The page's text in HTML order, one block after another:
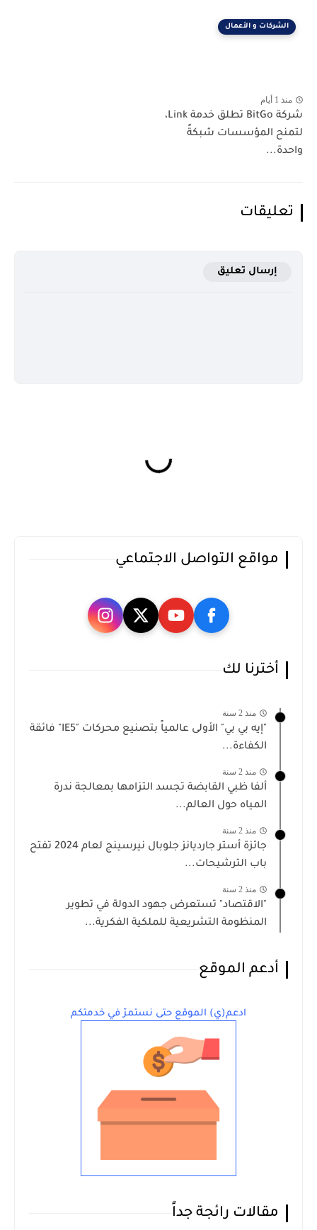
الشركات و الأعمال
منذ 1 أيام
شركة BitGo تطلق خدمة Link،
لتمنح المؤسسات شبكةً
واحدة...
تعليقات
إرسال تعليق
مواقع التواصل الاجتماعي
أخترنا لك
منذ 2 سنة
"إيه بي بي" الأولى عالمياً بتصنيع محركات "IE5" فائقة
الكفاءة...
منذ 2 سنة
ألفا ظبي القابضة تجسد التزامها بمعالجة ندرة
المياه حول العالم...
منذ 2 سنة
جائزة أستر جارديانز جلوبال نيرسينج لعام 2024 تفتح
باب الترشيحات...
منذ 2 سنة
"الاقتصاد" تستعرض جهود الدولة في تطوير
المنظومة التشريعية للملكية الفكرية...
أدعم الموقع
ادعم(ي) الموقع حتى نستمرّ في خدمتكم
مقالات رائجة جداً